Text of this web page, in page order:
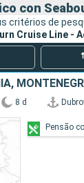
con
critérios de
Cruise Line -
8 d
Pensão